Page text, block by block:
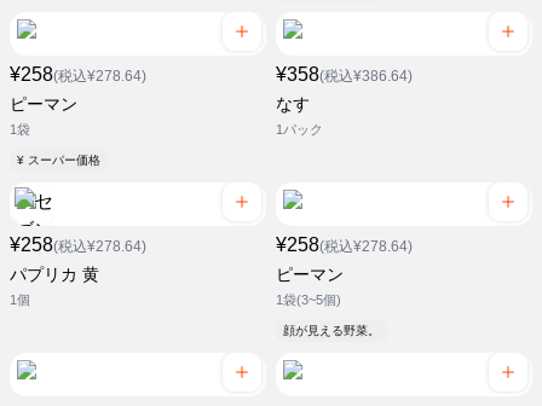
¥258(税込¥278.64)
ピーマン
1袋
¥ スーパー価格
¥358(税込¥386.64)
なす
1パック
¥258(税込¥278.64)
パプリカ 黄
1個
¥258(税込¥278.64)
ピーマン
1袋(3~5個)
顔が見える野菜。